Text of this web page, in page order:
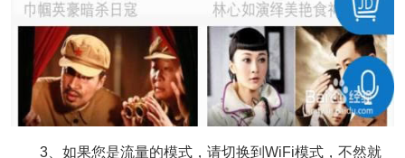
3、如果您是流量的模式，请切换到WiFi模式，不然就